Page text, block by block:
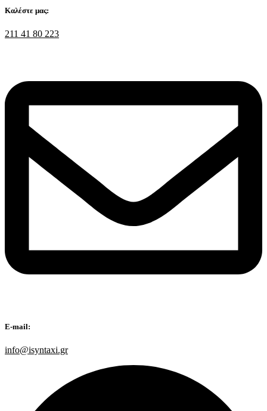
Καλέστε μας:
211 41 80 223
E-mail:
info@isyntaxi.gr